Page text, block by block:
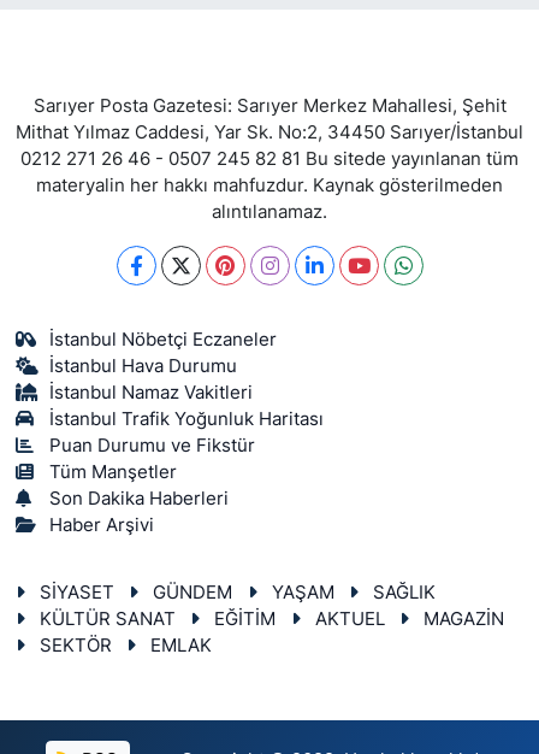
Sarıyer Posta Gazetesi: Sarıyer Merkez Mahallesi, Şehit
Mithat Yılmaz Caddesi, Yar Sk. No:2, 34450 Sarıyer/İstanbul
0212 271 26 46 - 0507 245 82 81 Bu sitede yayınlanan tüm
materyalin her hakkı mahfuzdur. Kaynak gösterilmeden
alıntılanamaz.
İstanbul Nöbetçi Eczaneler
İstanbul Hava Durumu
İstanbul Namaz Vakitleri
İstanbul Trafik Yoğunluk Haritası
Puan Durumu ve Fikstür
Tüm Manşetler
Son Dakika Haberleri
Haber Arşivi
SİYASET GÜNDEM YAŞAM
SAĞLIK
KÜLTÜR SANAT
EĞİTİM AKTUEL
MAGAZİN
SEKTÖR
EMLAK